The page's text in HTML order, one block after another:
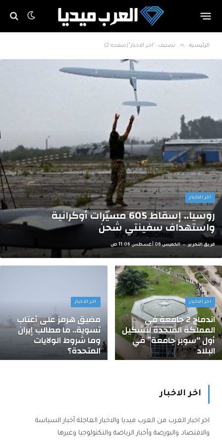
الرئيسية » تصنيف: "اخر الاخبار"(صفحه 2)
اخر الاخبار
روسيا.. إسقاط 605 مسيّرات أوكرانية
واستهداف سفينتي شحن
فريق التحرير الخميس 06 أغسطس 11:06 ص
اخر الاخبار
اندماج 2 جامعة في
المملكة المتحدة لتشكيل
أول “سوبر جامعة” في
البلاد
اخر الاخبار
مضيق هرمز على أعتاب
تسوية.. ما مطالب إيران
وما شروط الولايات
المتحدة؟
اخر الاخبار
اخر اخبار العرب من العرب ميديا والاخبار العاجلة أخبار السياسة
والاقتصاد والبورصة وأخبار الرياضة والتكنولوجيا وغيرها